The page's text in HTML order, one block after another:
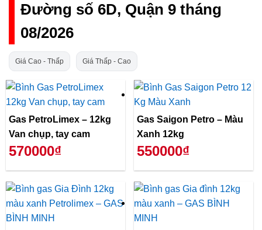
Đường số 6D, Quận 9 tháng
08/2026
Giá Cao - Thấp Giá Thấp - Cao
Gas PetroLimex – 12kg
Van chụp, tay cam
570000₫
Gas Saigon Petro – Màu
Xanh 12kg
550000₫